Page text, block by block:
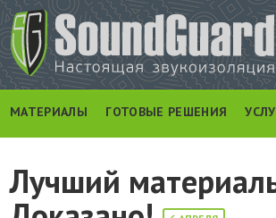
МАТЕРИАЛЫ ГОТОВЫЕ РЕШЕНИЯ
Лучший